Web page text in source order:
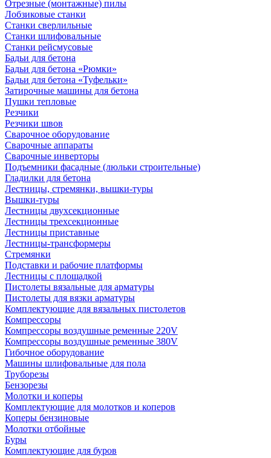
Отрезные (монтажные) пилы
Лобзиковые станки
Станки сверлильные
Станки шлифовальные
Станки рейсмусовые
Бадьи для бетона
Бадьи для бетона «Рюмки»
Бадьи для бетона «Туфельки»
Затирочные машины для бетона
Пушки тепловые
Резчики
Резчики швов
Сварочное оборудование
Сварочные аппараты
Сварочные инверторы
Подъемники фасадные (люльки строительные)
Гладилки для бетона
Лестницы, стремянки, вышки-туры
Вышки-туры
Лестницы двухсекционные
Лестницы трехсекционные
Лестницы приставные
Лестницы-трансформеры
Стремянки
Подставки и рабочие платформы
Лестницы с площадкой
Пистолеты вязальные для арматуры
Пистолеты для вязки арматуры
Комплектующие для вязальных пистолетов
Компрессоры
Компрессоры воздушные ременные 220V
Компрессоры воздушные ременные 380V
Гибочное оборудование
Машины шлифовальные для пола
Труборезы
Бензорезы
Молотки и коперы
Комплектующие для молотков и коперов
Коперы бензиновые
Молотки отбойные
Буры
Комплектующие для буров